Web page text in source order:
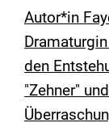
Autor*in
den
"Zehner"